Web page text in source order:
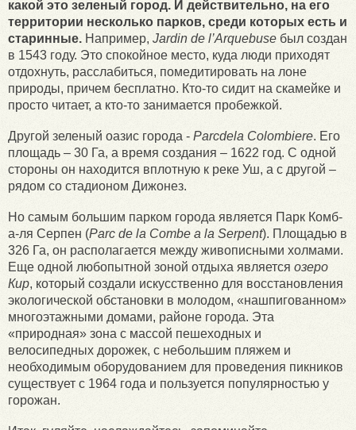
какой это зеленый город. И действительно, на его
территории несколько парков, среди которых есть и
старинные. Например, Jardin de l’Arquebuse был создан
в 1543 году. Это спокойное место, куда люди приходят
отдохнуть, расслабиться, помедитировать на лоне
природы, причем бесплатно. Кто-то сидит на скамейке и
просто читает, а кто-то занимается пробежкой.
Другой зеленый оазис города - Parcdela Colombiere. Его
площадь – 30 Га, а время создания – 1622 год. С одной
стороны он находится вплотную к реке Уш, а с другой –
рядом со стадионом Дижонез.
Но самым большим парком города является Парк Комб-
а-ля Серпен (Parc de la Combe а la Serpent). Площадью в
326 Га, он располагается между живописными холмами.
Еще одной любопытной зоной отдыха является озеро
Кир, который создали искусственно для восстановления
экологической обстановки в молодом, «нашпигованном»
многоэтажными домами, районе города. Эта
«природная» зона с массой пешеходных и
велосипедных дорожек, с небольшим пляжем и
необходимым оборудованием для проведения пикников
существует с 1964 года и пользуется популярностью у
горожан.